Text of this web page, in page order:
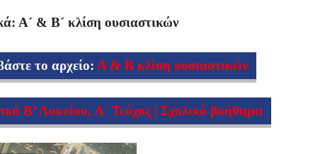
Α´ & Β´ κλίση ουσιαστικών
το αρχείο: Α & Β κλίση ουσιαστικών
Β’ Λυκείου, Α´ Τεύχος | Σχολικό βοήθημα